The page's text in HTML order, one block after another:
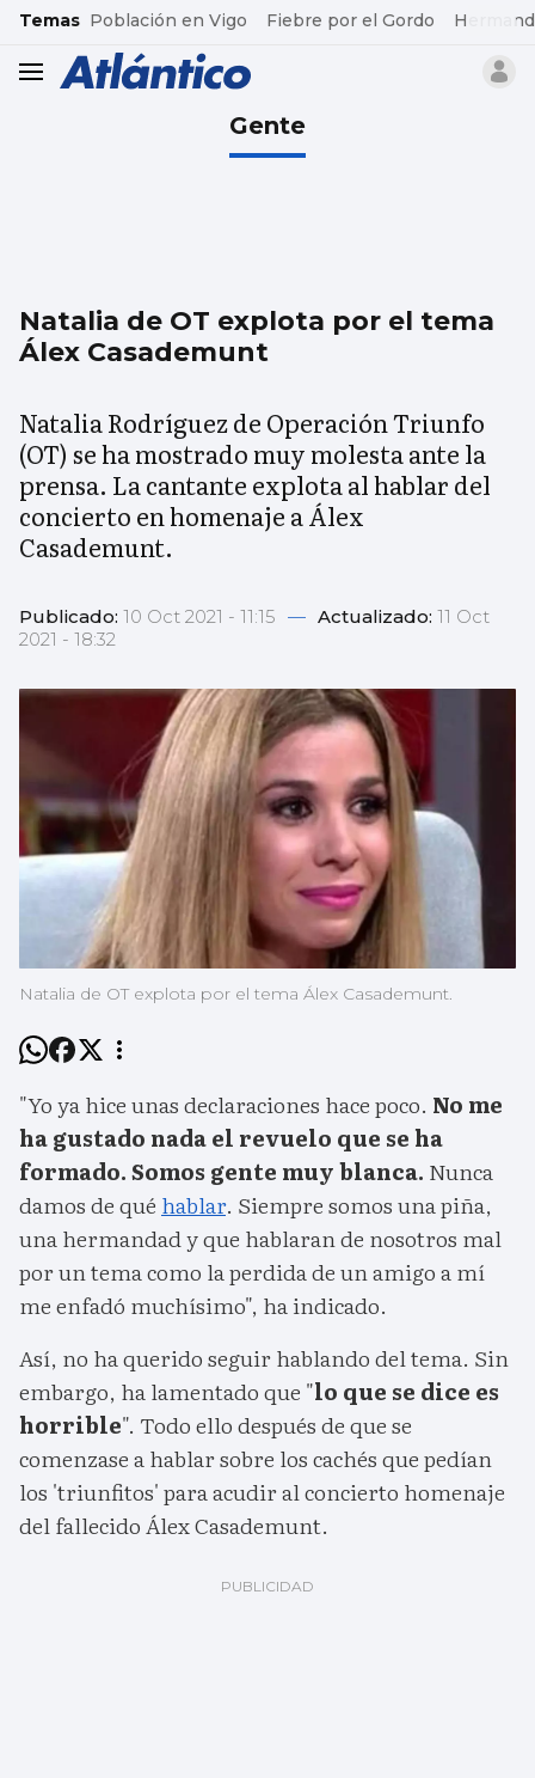
common.go-to-content
Temas Población en Vigo Fiebre por el Gordo
header.menu.open
Gente
Natalia de OT explota por el tema
Álex Casademunt
Natalia Rodríguez de Operación Triunfo
(OT) se ha mostrado muy molesta ante la
prensa. La cantante explota al hablar del
concierto en homenaje a Álex
Casademunt.
Publicado: 10 Oct 2021 - 11:15 — Actualizado: 11 Oct
2021 - 18:32
Natalia de OT explota por el tema Álex Casademunt.
"Yo ya hice unas declaraciones hace poco. No me
ha gustado nada el revuelo que se ha
formado. Somos gente muy blanca. Nunca
damos de qué hablar. Siempre somos una piña,
una hermandad y que hablaran de nosotros mal
por un tema como la perdida de un amigo a mí
me enfadó muchísimo", ha indicado.
Así, no ha querido seguir hablando del tema. Sin
embargo, ha lamentado que "lo que se dice es
horrible". Todo ello después de que se
comenzase a hablar sobre los cachés que pedían
los 'triunfitos' para acudir al concierto homenaje
del fallecido Álex Casademunt.